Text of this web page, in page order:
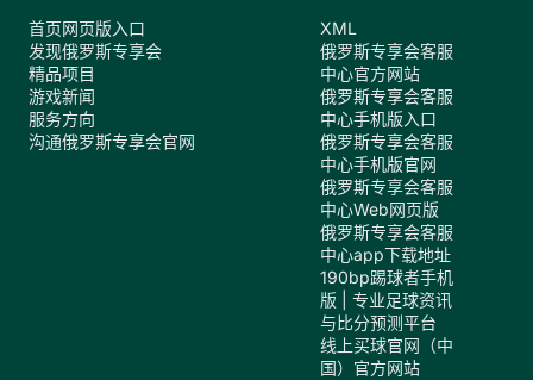
首页网页版入口
发现俄罗斯专享会
精品项目
游戏新闻
服务方向
沟通俄罗斯专享会官网
XML
俄罗斯专享会客服
中心官方网站
俄罗斯专享会客服
中心手机版入口
俄罗斯专享会客服
中心手机版官网
俄罗斯专享会客服
中心Web网页版
俄罗斯专享会客服
中心app下载地址
190bp踢球者手机
版 | 专业足球资讯
与比分预测平台
线上买球官网（中
国）官方网站